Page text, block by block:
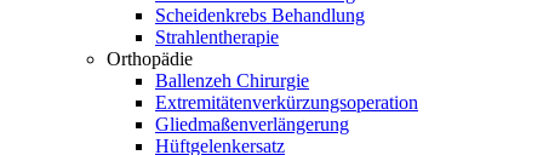
Scheidenkrebs Behandlung
Strahlentherapie
Orthopädie
Ballenzeh Chirurgie
Extremitätenverkürzungsoperation
Gliedmaßenverlängerung
Hüftgelenkersatz